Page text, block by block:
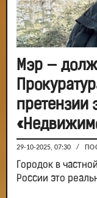
Мэр —
претензии
29-10-2025, 07:30 /
Городок в
России это